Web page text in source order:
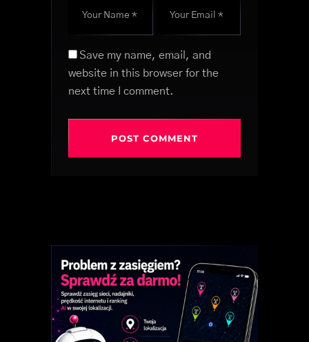
Save my name, email, and
website in this browser for the
next time I comment.